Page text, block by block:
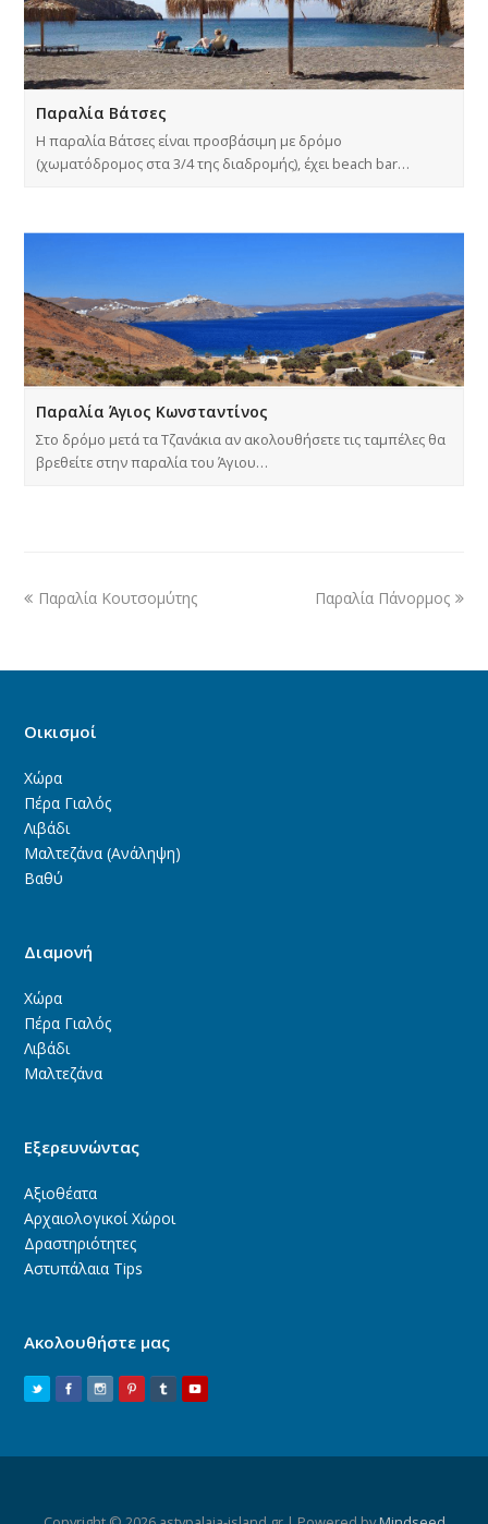
Παραλία Βάτσες
Η παραλία Βάτσες είναι προσβάσιμη με δρόμο
(χωματόδρομος στα 3/4 της διαδρομής), έχει beach bar…
Παραλία Άγιος Κωνσταντίνος
Στο δρόμο μετά τα Τζανάκια αν ακολουθήσετε τις ταμπέλες θα
βρεθείτε στην παραλία του Άγιου…
Παραλία Κουτσομύτης Παραλία Πάνορμος
Οικισμοί
Χώρα
Πέρα Γιαλός
Λιβάδι
Μαλτεζάνα (Ανάληψη)
Βαθύ
Διαμονή
Χώρα
Πέρα Γιαλός
Λιβάδι
Μαλτεζάνα
Εξερευνώντας
Αξιοθέατα
Αρχαιολογικοί Χώροι
Δραστηριότητες
Αστυπάλαια Tips
Ακολουθήστε μας